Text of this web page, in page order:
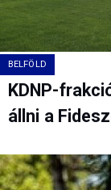
BELFÖLD
KDNP-
állni a